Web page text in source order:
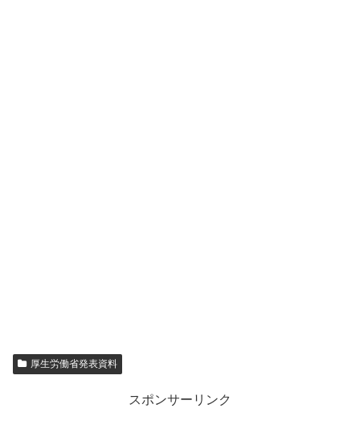
厚生労働省発表資料
スポンサーリンク